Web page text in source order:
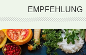
EMPFEHLUNG